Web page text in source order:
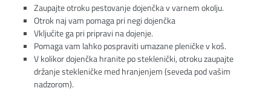
Zaupajte otroku pestovanje dojenčka v varnem okolju.
Otrok naj vam pomaga pri negi dojenčka
Vključite ga pri pripravi na dojenje.
Pomaga vam lahko pospraviti umazane pleničke v koš.
V kolikor dojenčka hranite po steklenički, otroku zaupajte
držanje stekleničke med hranjenjem (seveda pod vašim
nadzorom).